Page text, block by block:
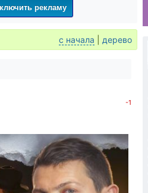
рекламу
с начала дерево
-1